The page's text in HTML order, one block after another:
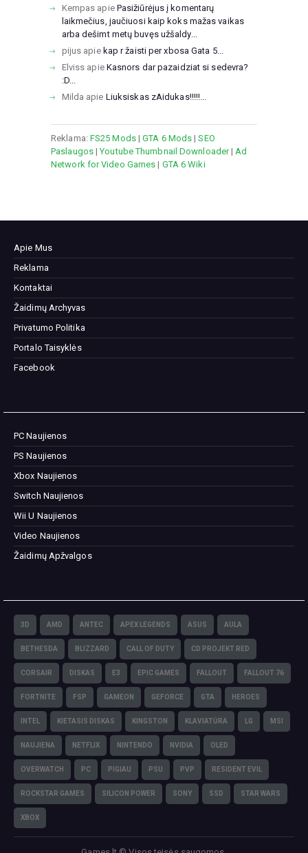
Kempas apie Pasižiūrėjus į komentarų
laikmečius, jaučiuosi kaip koks mažas vaikas
arba dešimt metų buvęs užšaldy...
pijus apie kap r žaisti per xbosa Gata 5...
Elviss apie Kasnors dar pazaidziat si sedevra?
:D...
Milda apie Liuksiskas zAidukas!!!!!...
Reklama: FS25 Mods|GTA 6 Mods |SEO
Paslaugos|Youtube Thumbnail Downloader| Ad
Network for Video Games | GTA 6 Wiki
Apie Mus
Reklama
Kontaktai
Žaidimų Archyvas
Privatumo Politika
Portalo Taisyklės
Facebook
PC Naujienos
PS Naujienos
Xbox Naujienos
Switch Naujienos
Wii U Naujienos
Video Naujienos
Žaidimų Apžvalgos
3D AMD ANTEC APEX LEGENDS ASUS AULA
BETHESDA BLIZZARD CALL OF DUTY CD PROJEKT RED
CORSAIR DISKAS E3 EPIC GAMES FALLOUT FALLOUT 76
FORTNITE FSP GAMEON GEFORCE GTA HEROES
INTEL KIETASIS DISKAS KINGSTON KLAVIATŪRA LG MSI
NAUJIENA NETFLIX NINTENDO NVIDIA OLED
OVERWATCH PC PIGIAU PSU PVP RESIDENT EVIL
ROCKSTAR GAMES SILICON POWER SONY SSD STAR WARS
XBOX